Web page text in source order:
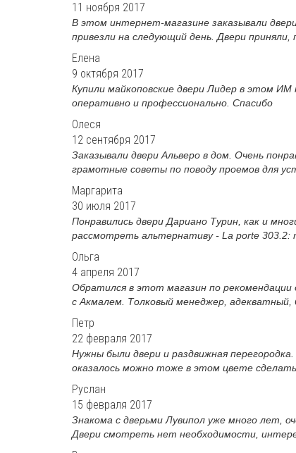
11 ноября 2017
В этом интернет-магазине заказывали
привезли на следующий день. Двери
Елена
9 октября 2017
Купили майкоповские двери Лидер в этом ИМ
оперативно и профессионально. Спасибо
Олеся
12 сентября 2017
Заказывали двери Альверо в дом. Очень
грамотные советы по поводу проемов для
Маргарита
30 июля 2017
Понравились двери Дариано Турин, как и
рассмотреть альтернативу - La porte
Ольга
4 апреля 2017
Обратился в этот магазин по рекомендации
с Акмалем. Толковый менеджер,
Петр
22 февраля 2017
Нужны были двери и раздвижная
оказалось можно тоже в этом цвете
Руслан
15 февраля 2017
Знакома с дверьми Лувипол уже много лет,
Двери смотреть нет необходимости,